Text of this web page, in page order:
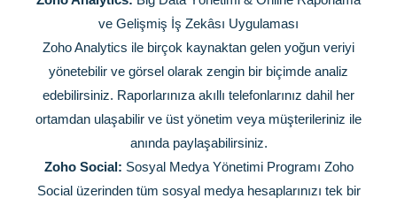
ve Gelişmiş İş Zekâsı Uygulaması
Zoho Analytics ile birçok kaynaktan gelen yoğun veriyi
yönetebilir ve görsel olarak zengin bir biçimde analiz
edebilirsiniz. Raporlarınıza akıllı telefonlarınız dahil her
ortamdan ulaşabilir ve üst yönetim veya müşterileriniz ile
anında paylaşabilirsiniz.
Zoho Social: Sosyal Medya Yönetimi Programı Zoho
Social üzerinden tüm sosyal medya hesaplarınızı tek bir